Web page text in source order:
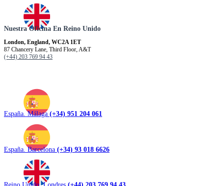
Nuestra Oficina En Reino Unido
London, England, WC2A 1ET
87 Chancery Lane, Third Floor, A&T
(+44) 203 769 94 43
España. Málaga (+34) 951 204 061
España. Barcelona (+34) 93 018 6626